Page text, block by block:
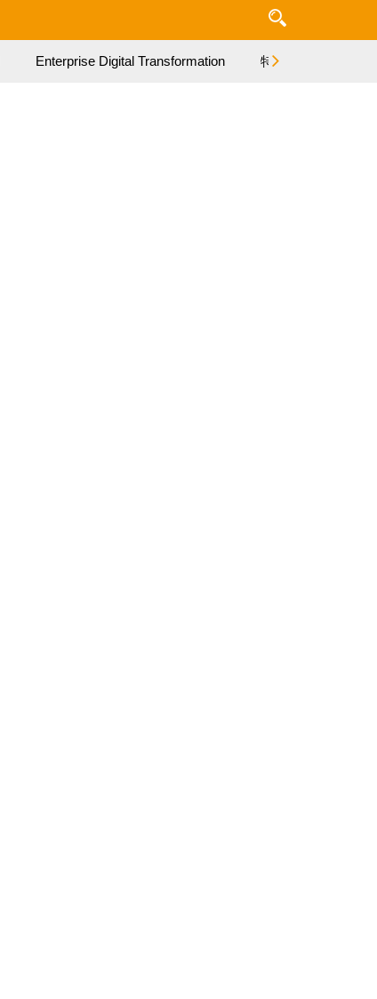
Enterprise Digital Transformation 特集